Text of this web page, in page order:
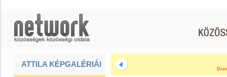
ATTILA KÉPGALÉRIÁI